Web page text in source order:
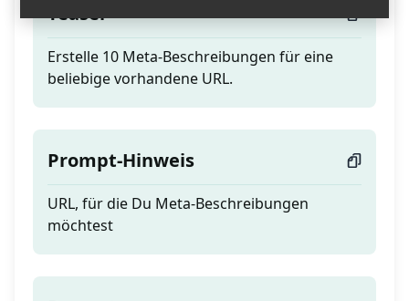
Teaser
Erstelle 10 Meta-Beschreibungen für eine
beliebige vorhandene URL.
Prompt-Hinweis
URL, für die Du Meta-Beschreibungen
möchtest